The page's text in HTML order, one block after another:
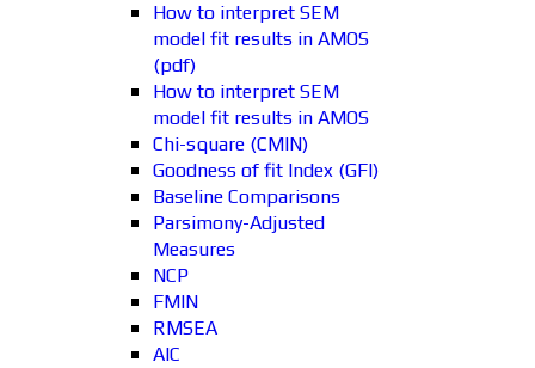
How to interpret SEM
model fit results in AMOS
(pdf)
How to interpret SEM
model fit results in AMOS
Chi-square (CMIN)
Goodness of fit Index (GFI)
Baseline Comparisons
Parsimony-Adjusted
Measures
NCP
FMIN
RMSEA
AIC